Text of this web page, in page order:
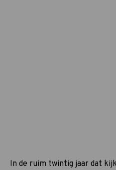
In de ruim twintig jaar dat